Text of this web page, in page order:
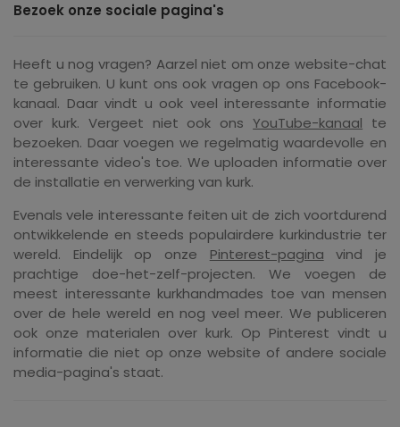
Bezoek onze sociale pagina's
Heeft u nog vragen? Aarzel niet om onze website-chat
te gebruiken. U kunt ons ook vragen op ons Facebook-
kanaal. Daar vindt u ook veel interessante informatie
over kurk. Vergeet niet ook ons ​​YouTube-kanaal te
bezoeken. Daar voegen we regelmatig waardevolle en
interessante video's toe. We uploaden informatie over
de installatie en verwerking van kurk.
Evenals vele interessante feiten uit de zich voortdurend
ontwikkelende en steeds populairdere kurkindustrie ter
wereld. Eindelijk op onze Pinterest-pagina vind je
prachtige doe-het-zelf-projecten. We voegen de
meest interessante kurkhandmades toe van mensen
over de hele wereld en nog veel meer. We publiceren
ook onze materialen over kurk. Op Pinterest vindt u
informatie die niet op onze website of andere sociale
media-pagina's staat.